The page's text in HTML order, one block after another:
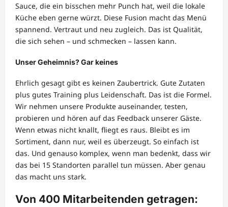
Sauce, die ein bisschen mehr Punch hat, weil die lokale
Küche eben gerne würzt. Diese Fusion macht das Menü
spannend. Vertraut und neu zugleich. Das ist Qualität,
die sich sehen – und schmecken – lassen kann.
Unser Geheimnis? Gar keines
Ehrlich gesagt gibt es keinen Zaubertrick. Gute Zutaten
plus gutes Training plus Leidenschaft. Das ist die Formel.
Wir nehmen unsere Produkte auseinander, testen,
probieren und hören auf das Feedback unserer Gäste.
Wenn etwas nicht knallt, fliegt es raus. Bleibt es im
Sortiment, dann nur, weil es überzeugt. So einfach ist
das. Und genauso komplex, wenn man bedenkt, dass wir
das bei 15 Standorten parallel tun müssen. Aber genau
das macht uns stark.
Von 400 Mitarbeitenden getragen: